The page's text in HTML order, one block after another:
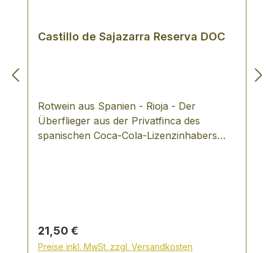
Castillo de Sajazarra Reserva DOC
Rotwein aus Spanien - Rioja - Der
Überflieger aus der Privatfinca des
spanischen Coca-Cola-Lizenzinhabers
von 700 Metern kultiviert und somit
sicherlich die höchstgelegensten des
Regulärer Preis:
21,50 €
Preise inkl. MwSt. zzgl. Versandkosten